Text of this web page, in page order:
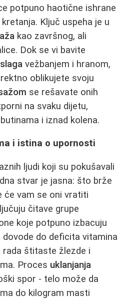
potpuno haotične ishrane
Ključ uspeha je u
kao završnog, ali
Dok se vi bavite
vežbanjem i hranom,
oblikujete svoju
se rešavate onih
na svaku dijetu,
i iznad kolena.
i istina o upornosti
ljudi koji su pokušavali
stvar je jasna: što brže
će vam se oni vratiti
čitave grupe
koje potpuno izbacuju
dovode do deficita vitamina
rada štitaste žlezde i
Proces uklanjanja
spor - telo može da
do kilogram masti